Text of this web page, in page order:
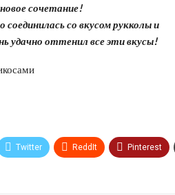
сочетание!
со вкусом рукколы и
удачно оттенил все эти вкусы!
Twitter ReddIt Pinterest